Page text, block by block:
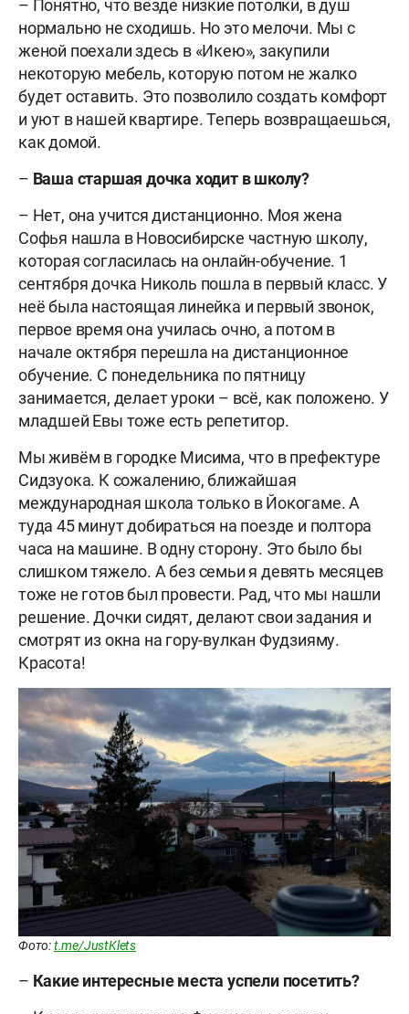
– Понятно, что везде низкие потолки, в душ
нормально не сходишь. Но это мелочи. Мы с
женой поехали здесь в «Икею», закупили
некоторую мебель, которую потом не жалко
будет оставить. Это позволило создать комфорт
и уют в нашей квартире. Теперь возвращаешься,
как домой.
– Ваша старшая дочка ходит в школу?
– Нет, она учится дистанционно. Моя жена
Софья нашла в Новосибирске частную школу,
которая согласилась на онлайн-обучение. 1
сентября дочка Николь пошла в первый класс. У
неё была настоящая линейка и первый звонок,
первое время она училась очно, а потом в
начале октября перешла на дистанционное
обучение. С понедельника по пятницу
занимается, делает уроки – всё, как положено. У
младшей Евы тоже есть репетитор.
Мы живём в городке Мисима, что в префектуре
Сидзуока. К сожалению, ближайшая
международная школа только в Йокогаме. А
туда 45 минут добираться на поезде и полтора
часа на машине. В одну сторону. Это было бы
слишком тяжело. А без семьи я девять месяцев
тоже не готов был провести. Рад, что мы нашли
решение. Дочки сидят, делают свои задания и
смотрят из окна на гору-вулкан Фудзияму.
Красота!
Фото:t.me/JustKlets
– Какие интересные места успели посетить?